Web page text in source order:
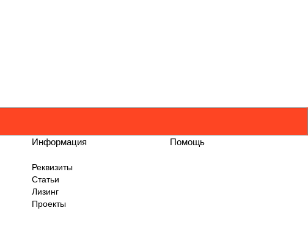
Информация
Реквизиты
Статьи
Лизинг
Проекты
Помощь